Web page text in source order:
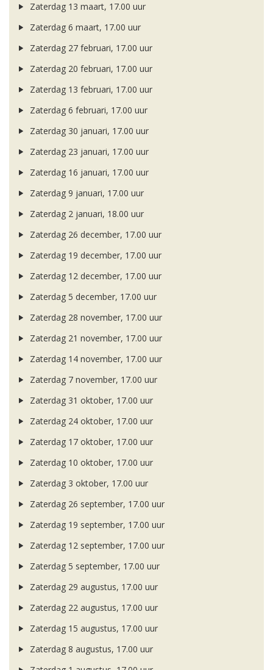
Zaterdag 13 maart, 17.00 uur
Zaterdag 6 maart, 17.00 uur
Zaterdag 27 februari, 17.00 uur
Zaterdag 20 februari, 17.00 uur
Zaterdag 13 februari, 17.00 uur
Zaterdag 6 februari, 17.00 uur
Zaterdag 30 januari, 17.00 uur
Zaterdag 23 januari, 17.00 uur
Zaterdag 16 januari, 17.00 uur
Zaterdag 9 januari, 17.00 uur
Zaterdag 2 januari, 18.00 uur
Zaterdag 26 december, 17.00 uur
Zaterdag 19 december, 17.00 uur
Zaterdag 12 december, 17.00 uur
Zaterdag 5 december, 17.00 uur
Zaterdag 28 november, 17.00 uur
Zaterdag 21 november, 17.00 uur
Zaterdag 14 november, 17.00 uur
Zaterdag 7 november, 17.00 uur
Zaterdag 31 oktober, 17.00 uur
Zaterdag 24 oktober, 17.00 uur
Zaterdag 17 oktober, 17.00 uur
Zaterdag 10 oktober, 17.00 uur
Zaterdag 3 oktober, 17.00 uur
Zaterdag 26 september, 17.00 uur
Zaterdag 19 september, 17.00 uur
Zaterdag 12 september, 17.00 uur
Zaterdag 5 september, 17.00 uur
Zaterdag 29 augustus, 17.00 uur
Zaterdag 22 augustus, 17.00 uur
Zaterdag 15 augustus, 17.00 uur
Zaterdag 8 augustus, 17.00 uur